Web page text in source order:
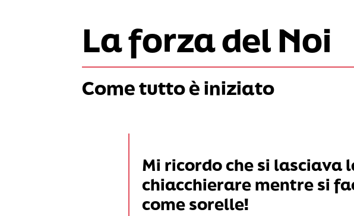
La forza del Noi
Come tutto è iniziato
Mi ricordo che si lasciava
chiacchierare mentre si
come sorelle!